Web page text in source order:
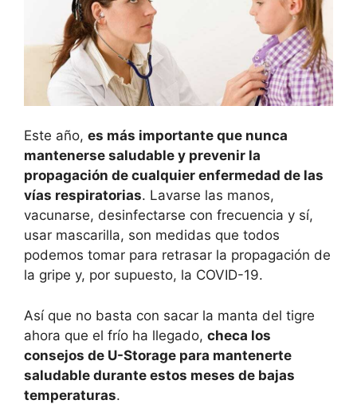
Este año, es más importante que nunca
mantenerse saludable y prevenir la
propagación de cualquier enfermedad de las
vías respiratorias. Lavarse las manos,
vacunarse, desinfectarse con frecuencia y sí,
usar mascarilla, son medidas que todos
podemos tomar para retrasar la propagación de
la gripe y, por supuesto, la COVID-19.
Así que no basta con sacar la manta del tigre
ahora que el frío ha llegado, checa los
consejos de U-Storage para mantenerte
saludable durante estos meses de bajas
temperaturas.